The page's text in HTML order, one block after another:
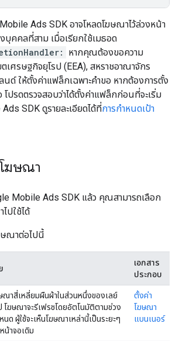
Ads SDK อาจโหลดโฆษณาไว้ล่วงหน้า
บุคคลที่สาม เมื่อเรียกใช้เมธอด
หากคุณต้องขอความ
เศรษฐกิจยุโรป (EEA), สหราชอาณาจักร
นด์ ให้ตั้งค่าแฟล็กเฉพาะคำขอ หากต้องการตั้ง
โปรดตรวจสอบว่าได้ตั้งค่าแฟล็กก่อนที่จะเริ่ม
SDK ดูรายละเอียดได้ที่การกำหนดเป้า
ฆษณา
Mobile Ads SDK แล้ว คุณสามารถเลือก
ปใช้ได้
ณาต่อไปนี้
เอกสาร
ประกอบ
ณาสี่เหลี่ยมผืนผ้าในส่วนหนึ่งของเลย์
โฆษณาจะรีเฟรชโดยอัตโนมัติตามช่วง
นด ผู้ใช้จะเห็นโฆษณาเหล่านี้เป็นระยะๆ
น้าจอเดิม
ตั้งค่า
โฆษณา
แบนเนอร์